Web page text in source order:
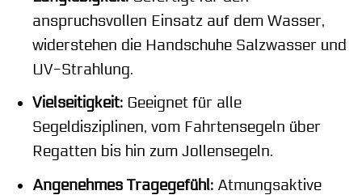
anspruchsvollen Einsatz auf dem Wasser,
widerstehen die Handschuhe Salzwasser und
UV-Strahlung.
Vielseitigkeit:Geeignet für alle
Segeldisziplinen, vom Fahrtensegeln über
Regatten bis hin zum Jollensegeln.
Angenehmes Tragegefühl:Atmungsaktive